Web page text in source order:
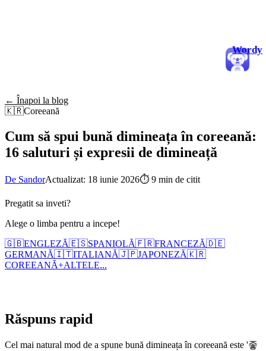
Wordy
← Înapoi la blog
🇰🇷Coreeană
Cum să spui bună dimineața în coreeană:
16 saluturi și expresii de dimineață
De SandorActualizat: 18 iunie 2026⏱ 9 min de citit
Pregatit sa inveti?
Alege o limba pentru a incepe!
🇬🇧ENGLEZĂ🇪🇸SPANIOLĂ🇫🇷FRANCEZĂ🇩🇪
GERMANĂ🇮🇹ITALIANĂ🇯🇵JAPONEZĂ🇰🇷
COREEANĂ+ALTELE...
Răspuns rapid
Cel mai natural mod de a spune bună dimineața în coreeană este '좋